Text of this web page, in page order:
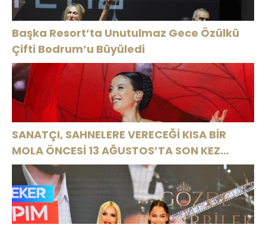
KUTLADI
Başka Resort’ta Unutulmaz Gece Özülkü
Çifti Bodrum’u Büyüledi
SANATÇI, SAHNELERE VERECEĞİ KISA BİR
MOLA ÖNCESİ 13 AĞUSTOS’TA SON KEZ
HARBİYE’DE OLACAK!